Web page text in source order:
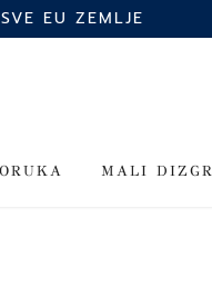
EU ZEMLJE
MALI